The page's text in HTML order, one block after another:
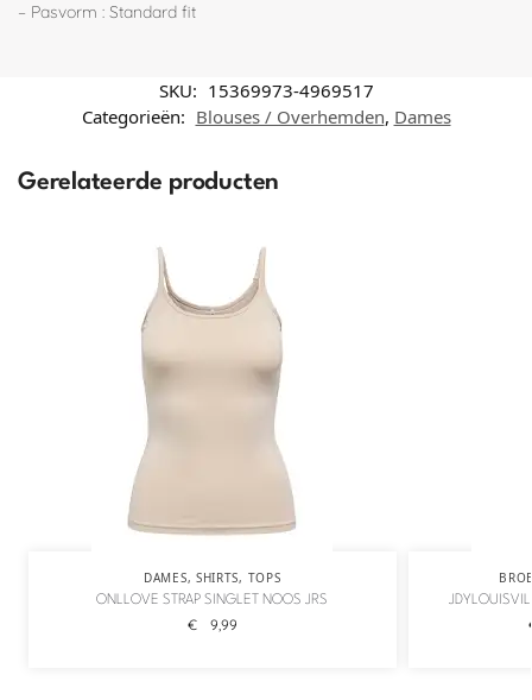
– Pasvorm : Standard fit
SKU: 15369973-4969517
Categorieën: Blouses / Overhemden, Dames
Gerelateerde producten
DAMES, SHIRTS, TOPS
ONLLOVE STRAP SINGLET NOOS JRS
€ 9,99